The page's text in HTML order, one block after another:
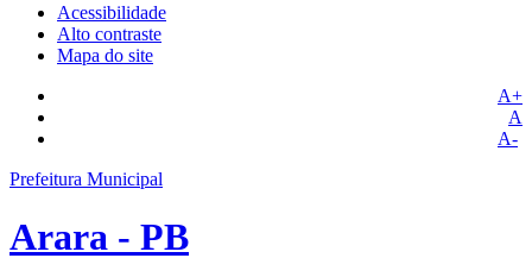
Acessibilidade
Alto contraste
Mapa do site
A+
A
A-
Prefeitura Municipal
Arara - PB